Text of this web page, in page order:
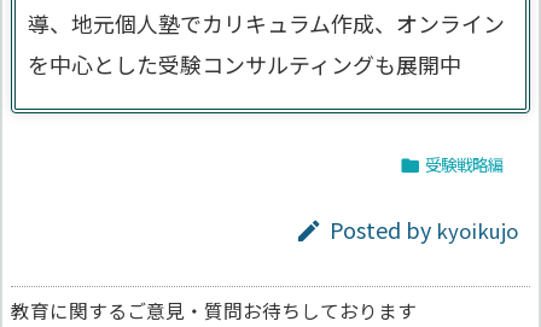
導、地元個人塾でカリキュラム作成、オンライン
を中心とした受験コンサルティングも展開中
 受験戦略編
 Posted by kyoikujo
教育に関するご意見・質問お待ちしております